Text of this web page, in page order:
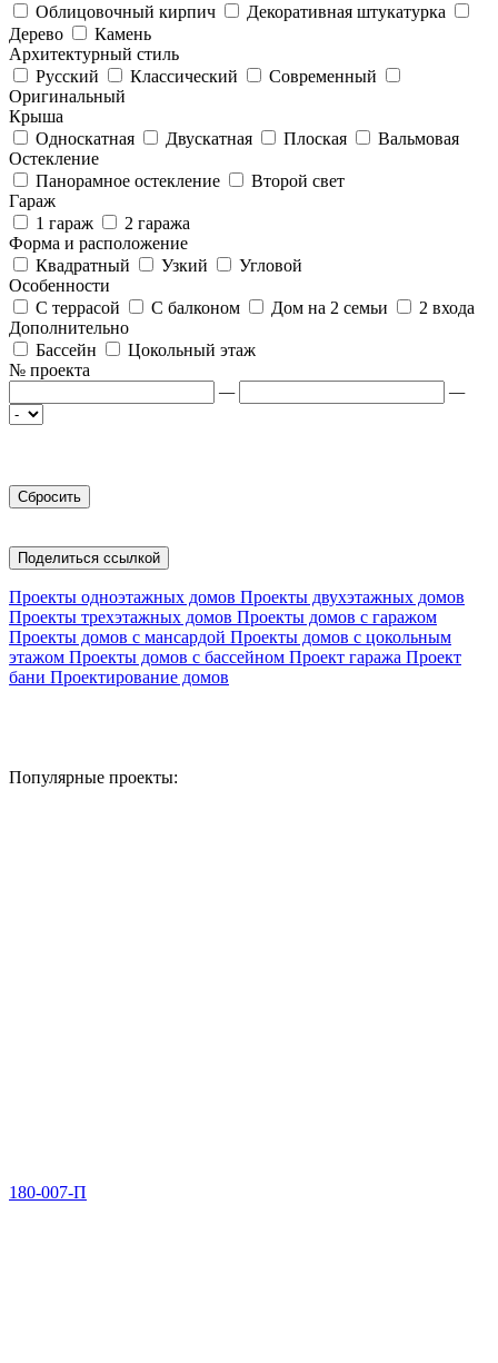
Облицовочный кирпич
Декоративная штукатурка
Дерево
Камень
Архитектурный стиль
Русский
Классический
Современный
Оригинальный
Крыша
Односкатная
Двускатная Плоская
Вальмовая
Остекление
Панорамное остекление
Второй свет
Гараж
1 гараж
2 гаража
Форма и расположение
Квадратный
Узкий
Угловой
Особенности
С террасой
С балконом Дом на 2 семьи
2 входа
Дополнительно
Бассейн
Цокольный этаж
№ проекта
—
—
Поделиться ссылкой
Проекты одноэтажных домов Проекты двухэтажных домов
Проекты трехэтажных домов Проекты домов с гаражом
Проекты домов с мансардой Проекты домов с цокольным
этажом Проекты домов с бассейном Проект гаража Проект
бани Проектирование домов
Популярные проекты:
180-007-П